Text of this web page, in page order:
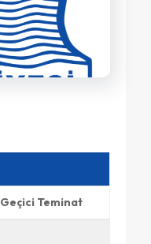
Geçici Teminat